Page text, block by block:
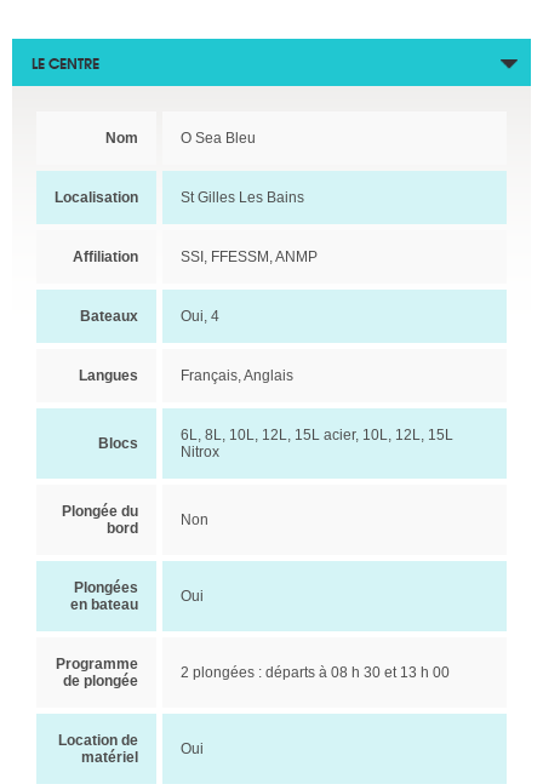
LE CENTRE
Nom O Sea Bleu
Localisation St Gilles Les Bains
Affiliation SSI, FFESSM, ANMP
Bateaux Oui, 4
Langues Français, Anglais
Blocs
6L, 8L, 10L, 12L, 15L acier, 10L, 12L, 15L
Nitrox
Plongée du
bord
Non
Plongées
en bateau
Oui
Programme
de plongée
2 plongées : départs à 08 h 30 et 13 h 00
Location de
matériel
Oui